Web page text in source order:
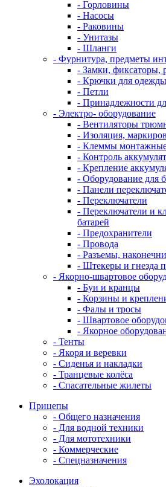
- Горловины
- Насосы
- Раковины
- Унитазы
- Шланги
- Фурнитура, предметы
- Замки, фиксаторы,
- Крючки для одежды
- Петли
- Принадлежности
- Электро- оборудование
- Вентиляторы
- Изоляция,
- Клеммы
- Контроль
- Крепление
- Оборудование для
- Панели
- Переключатели
- Переключатели и
батарей
- Предохранители
- Провода
- Разъемы,
- Штекеры и гнезда
- Якорно-швартовое
- Буи и кранцы
- Корзины и
- Фалы и тросы
- Швартовое
- Якорное
- Тенты
- Якоря и веревки
- Сиденья и накладки
- Транцевые колёса
- Спасательные жилеты
Прицепы
- Общего назначения
- Для водной техники
- Для мототехники
- Коммерческие
- Спецназначения
Эхолокация